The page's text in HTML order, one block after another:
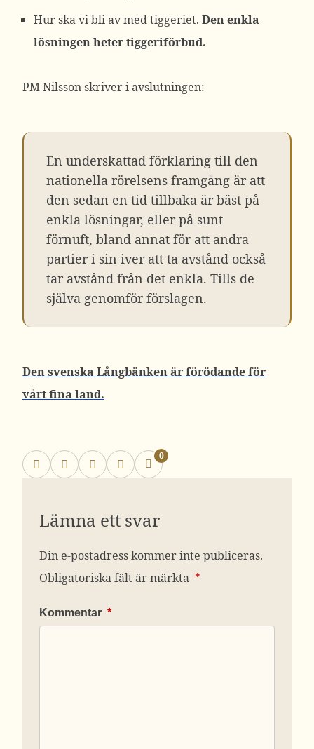
Hur ska vi bli av med tiggeriet. Den enkla
lösningen heter tiggeriförbud.
PM Nilsson skriver i avslutningen:
En underskattad förklaring till den
nationella rörelsens framgång är att
den sedan en tid tillbaka är bäst på
enkla lösningar, eller på sunt
förnuft, bland annat för att andra
partier i sin iver att ta avstånd också
tar avstånd från det enkla. Tills de
själva genomför förslagen.
Den svenska Långbänken är förödande för
vårt fina land.
0
Lämna ett svar
Din e-postadress kommer inte publiceras.
Obligatoriska fält är märkta *
Kommentar *